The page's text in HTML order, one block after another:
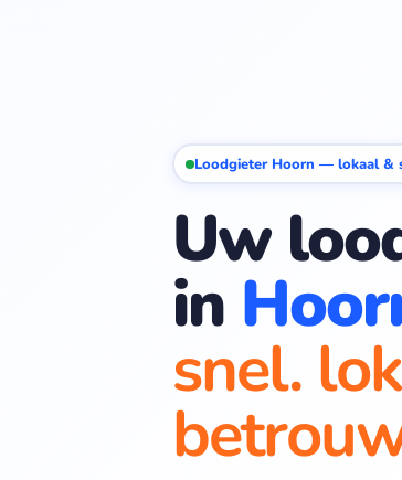
Loodgieter Hoorn — lokaal &
Uw
in
snel.